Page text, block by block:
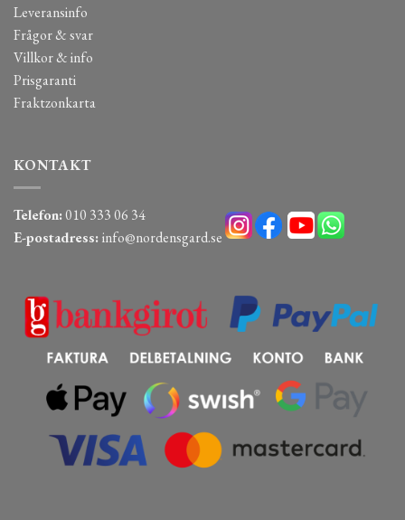
Leveransinfo
Frågor & svar
Villkor & info
Prisgaranti
Fraktzonkarta
KONTAKT
Telefon:010 333 06 34
E-postadress: info@nordensgard.se